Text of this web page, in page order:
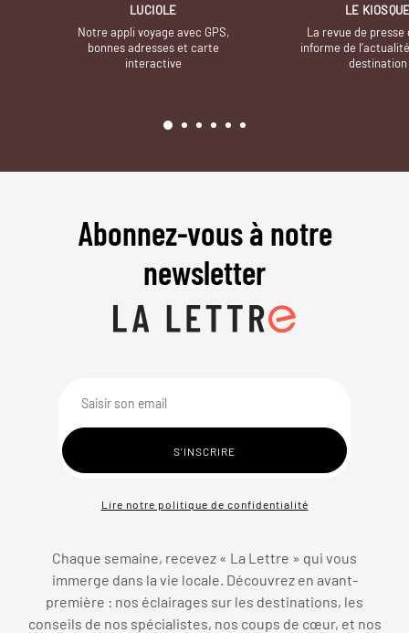
LUCIOLE
Notre appli voyage avec GPS,
bonnes adresses et carte
interactive
LE
La revue de presse
informe de
destination
Abonnez-vous à notre
newsletter
Lire notre politique de confidentialité
Chaque semaine, recevez « La Lettre » qui vous
immerge dans la vie locale. Découvrez en avant-
première : nos éclairages sur les destinations, les
conseils de nos spécialistes, nos coups de cœur, et nos